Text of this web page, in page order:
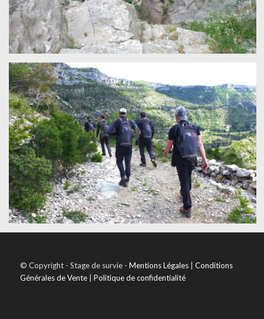
© Copyright - Stage de survie - Mentions Légales| Conditions
Générales de Vente| Politique de confidentialité